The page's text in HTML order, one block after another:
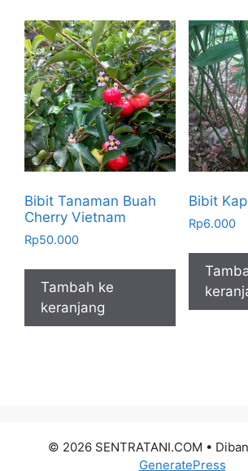
Bibit Tanaman Buah
Cherry Vietnam
Rp50.000
Tambah ke
keranjang
Bibit
Rp6.000
© 2026 SENTRATANI.COM •
GeneratePress